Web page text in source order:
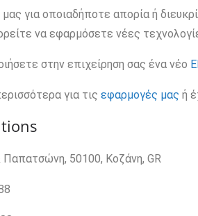
για οποιαδήποτε απορία ή
να εφαρμόσετε νέες
στην επιχείρηση σας ένα νέο
για τις εφαρμογές μας ή
Παπατσώνη, 50100, Κοζάνη, GR